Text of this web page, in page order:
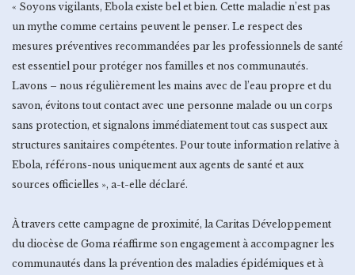
« Soyons vigilants, Ebola existe bel et bien. Cette maladie n’est pas
un mythe comme certains peuvent le penser. Le respect des
mesures préventives recommandées par les professionnels de santé
est essentiel pour protéger nos familles et nos communautés.
Lavons – nous régulièrement les mains avec de l’eau propre et du
savon, évitons tout contact avec une personne malade ou un corps
sans protection, et signalons immédiatement tout cas suspect aux
structures sanitaires compétentes. Pour toute information relative à
Ebola, référons-nous uniquement aux agents de santé et aux
sources officielles », a-t-elle déclaré.
À travers cette campagne de proximité, la Caritas Développement
du diocèse de Goma réaffirme son engagement à accompagner les
communautés dans la prévention des maladies épidémiques et à